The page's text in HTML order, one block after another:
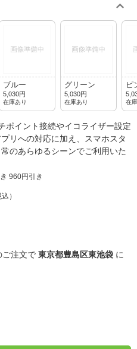
ブルー
5,030円
在庫あり
グリーン
5,030円
在庫あり
ピ
在
ポイント接続やイコライザー設定
リへの対応に加え、スマホスタ
のあらゆるシーンでご利用いた
960円引き
込）
ご注文で 東京都豊島区東池袋 に